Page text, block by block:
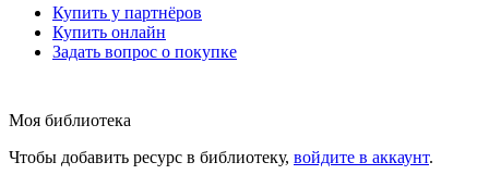
Купить у партнёров
Купить онлайн
Задать вопрос о покупке
Моя библиотека
Чтобы добавить ресурс в библиотеку, войдите в аккаунт.